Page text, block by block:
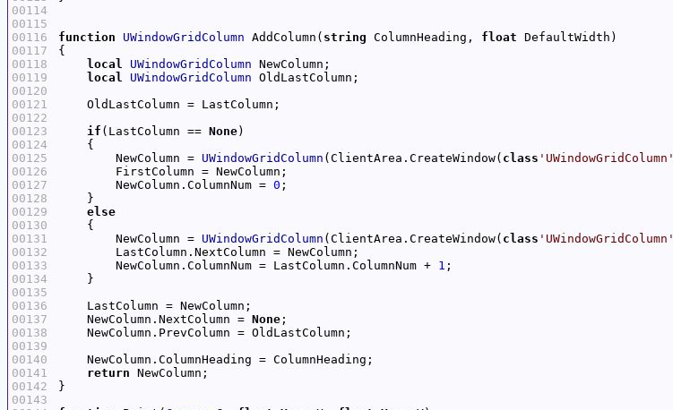
00114
00115
00116
00117
00118
00119
00120
00121
00122
00123
00124
00125
00126
00127
00128
00129
00130
00131
00132
00133
00134
00135
00136
00137
00138
00139
00140
00141
00142
00143
function UWindowGridColumn AddColumn( string ColumnHeading, float
local
UWindowGridColumn
local
UWindowGridColumn
if (LastColumn == None
        NewColumn =
UWindowGridColumn (ClientArea.CreateWindow( class 'UWindowGridColumn'
        NewColumn.ColumnNum =
0
else
        NewColumn =
UWindowGridColumn (ClientArea.CreateWindow( class 'UWindowGridColumn'
        NewColumn.ColumnNum = LastColumn.ColumnNum +
1
    NewColumn.NextColumn =
None
return